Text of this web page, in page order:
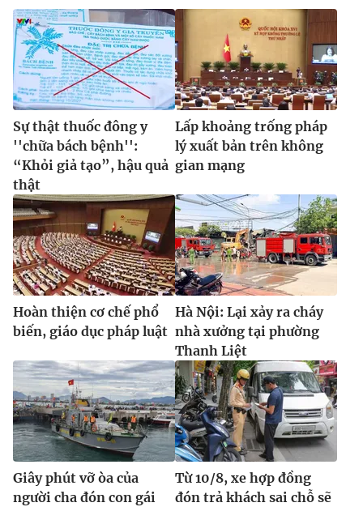
Sự thật thuốc đông y
''chữa bách bệnh'':
“Khỏi giả tạo”, hậu quả
thật
Lấp khoảng trống pháp
lý xuất bản trên không
gian mạng
Hoàn thiện cơ chế phổ
biến, giáo dục pháp luật
Hà Nội: Lại xảy ra cháy
nhà xưởng tại phường
Thanh Liệt
Giây phút vỡ òa của
người cha đón con gái
Từ 10/8, xe hợp đồng
đón trả khách sai chỗ sẽ